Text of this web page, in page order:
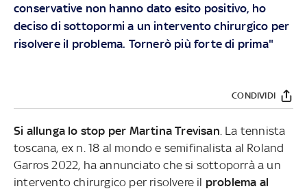
conservative non hanno dato esito positivo, ho
deciso di sottopormi a un intervento chirurgico per
risolvere il problema. Tornerò più forte di prima"
CONDIVIDI
Si allunga lo stop per Martina Trevisan . La tennista
toscana, ex n. 18 al mondo e semifinalista al Roland
Garros 2022, ha annunciato che si sottoporrà a un
intervento chirurgico per risolvere il problema al